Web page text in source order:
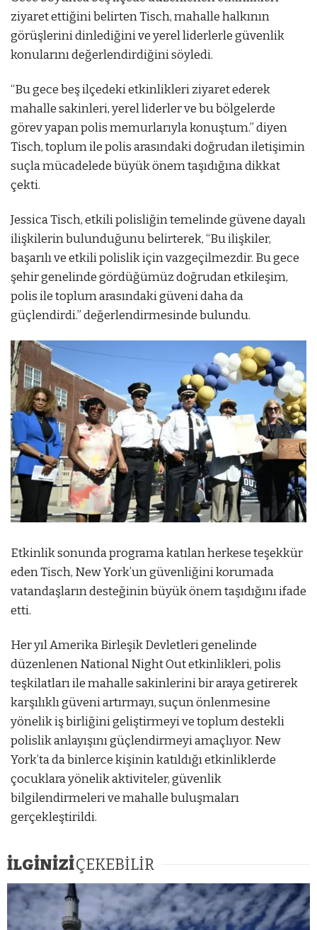
ziyaret ettiğini belirten Tisch, mahalle halkının
görüşlerini dinlediğini ve yerel liderlerle güvenlik
konularını değerlendirdiğini söyledi.
“Bu gece beş ilçedeki etkinlikleri ziyaret ederek
mahalle sakinleri, yerel liderler ve bu bölgelerde
görev yapan polis memurlarıyla konuştum.” diyen
Tisch, toplum ile polis arasındaki doğrudan iletişimin
suçla mücadelede büyük önem taşıdığına dikkat
çekti.
Jessica Tisch, etkili polisliğin temelinde güvene dayalı
ilişkilerin bulunduğunu belirterek, “Bu ilişkiler,
başarılı ve etkili polislik için vazgeçilmezdir. Bu gece
şehir genelinde gördüğümüz doğrudan etkileşim,
polis ile toplum arasındaki güveni daha da
güçlendirdi.” değerlendirmesinde bulundu.
Etkinlik sonunda programa katılan herkese teşekkür
eden Tisch, New York’un güvenliğini korumada
vatandaşların desteğinin büyük önem taşıdığını ifade
etti.
Her yıl Amerika Birleşik Devletleri genelinde
düzenlenen National Night Out etkinlikleri, polis
teşkilatları ile mahalle sakinlerini bir araya getirerek
karşılıklı güveni artırmayı, suçun önlenmesine
yönelik iş birliğini geliştirmeyi ve toplum destekli
polislik anlayışını güçlendirmeyi amaçlıyor. New
York’ta da binlerce kişinin katıldığı etkinliklerde
çocuklara yönelik aktiviteler, güvenlik
bilgilendirmeleri ve mahalle buluşmaları
gerçekleştirildi.
İLGİNİZİÇEKEBİLİR